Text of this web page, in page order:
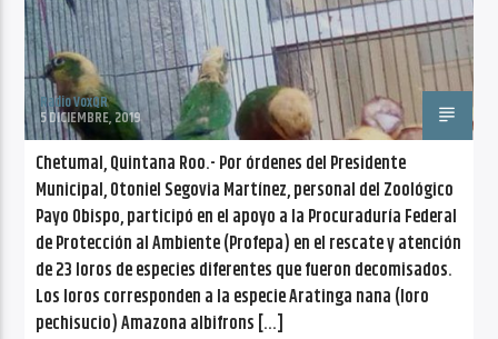
Radio VoxQR
5 DICIEMBRE, 2019
Chetumal, Quintana Roo.- Por órdenes del Presidente
Municipal, Otoniel Segovia Martínez, personal del Zoológico
Payo Obispo, participó en el apoyo a la Procuraduría Federal
de Protección al Ambiente (Profepa) en el rescate y atención
de 23 loros de especies diferentes que fueron decomisados.
Los loros corresponden a la especie Aratinga nana (loro
pechisucio) Amazona albifrons […]